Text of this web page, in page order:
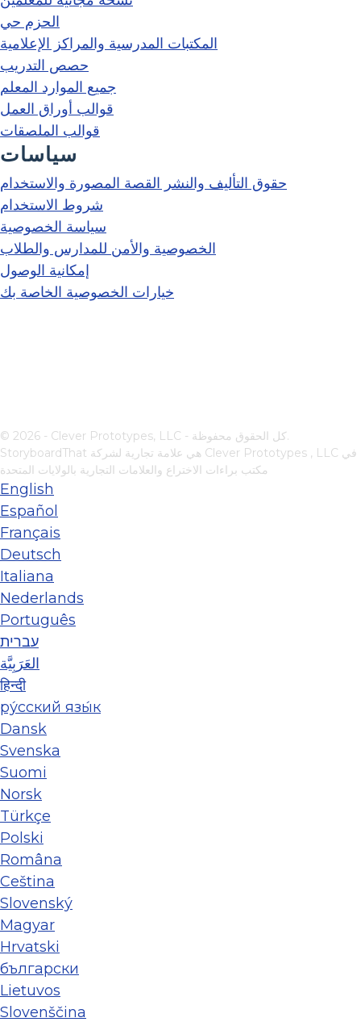
الحزم حي
المكتبات المدرسية والمراكز الإعلامية
حصص التدريب
جميع الموارد المعلم
قوالب أوراق العمل
قوالب الملصقات
سياسات
حقوق التأليف والنشر القصة المصورة والاستخدام
شروط الاستخدام
سياسة الخصوصية
الخصوصية والأمن للمدارس والطلاب
إمكانية الوصول
خيارات الخصوصية الخاصة بك
© 2026 - Clever Prototypes, LLC - كل الحقوق محفوظة.
Clever Prototypes , LLC
مكتب براءات الاختراع والعلامات التجارية بالولايات المتحدة
English
Español
Français
Deutsch
Italiana
Nederlands
Português
עברית
العَرَبِيَّة
हिन्दी
ру́сский язы́к
Dansk
Svenska
Suomi
Norsk
Türkçe
Polski
Româna
Ceština
Slovenský
Magyar
Hrvatski
български
Lietuvos
Slovenščina